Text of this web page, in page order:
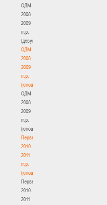
ОДМ
2008-
2009
гг.р.
(девушки)
ОДМ
2008-
2009
гг.р.
(юноши)
ОДМ
2008-
2009
гг.р.
(юноши)
Первенство
2010-
2011
гг.р.
(юноши)
Первенство
2010-
2011